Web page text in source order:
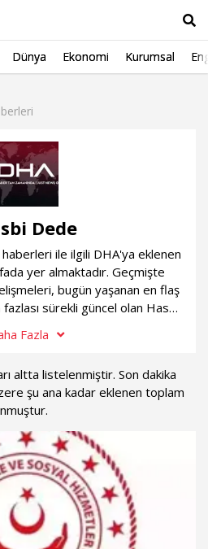
Dünya Ekonomi Kurumsal
Dede
ile ilgili DHA'ya eklenen
yer almaktadır. Geçmişte
bugün yaşanan en flaş
sürekli güncel olan Hasbi
Fazla
altta listelenmiştir. Son dakika
şu ana kadar eklenen toplam